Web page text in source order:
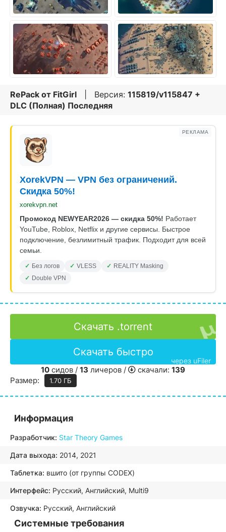
RePack от FitGirl | Версия: 115819/v115847 +
DLC (Полная) Последняя
РЕКЛАМА
XorekVPN — VPN без ограничений.
Скидка 50%!
xorekvpn.net
Промокод NEWYEAR2026 — скидка 50%! Работает
YouTube, Roblox, Netflix и другие сервисы. Быстрое
подключение, безлимитный трафик. Подходит для всей
семьи.
Без логов VLESS
REALITY Masking
Double VPN
Скачать .torrent
Скачать быстро
через uFiler
10 сидов / 13 личеров / скачали: 139
Размер:
1.70 ГБ
Информация
Разработчик: Star Theory Games
Дата выхода: 2014, 2021
Таблетка: вшито (от группы CODEX)
Интерфейс: Русский, Английский, Multi9
Озвучка: Русский, Английский
Системные требования